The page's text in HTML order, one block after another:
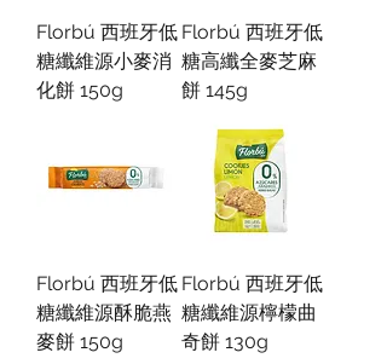
Florbú 西班牙低
糖纖維源小麥消
化餅 150g
Florbú 西班牙低
糖高纖全麥芝麻
餅 145g
Florbú 西班牙低
糖纖維源酥脆燕
麥餅 150g
Florbú 西班牙低
糖纖維源檸檬曲
奇餅 130g